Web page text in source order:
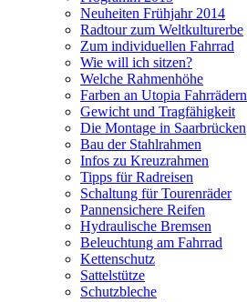
Neuheiten Frühjahr 2014
Radtour zum Weltkulturerbe
Zum individuellen Fahrrad
Wie will ich sitzen?
Welche Rahmenhöhe
Farben an Utopia Fahrrädern
Gewicht und Tragfähigkeit
Die Montage in Saarbrücken
Bau der Stahlrahmen
Infos zu Kreuzrahmen
Tipps für Radreisen
Schaltung für Tourenräder
Pannensichere Reifen
Hydraulische Bremsen
Beleuchtung am Fahrrad
Kettenschutz
Sattelstütze
Schutzbleche